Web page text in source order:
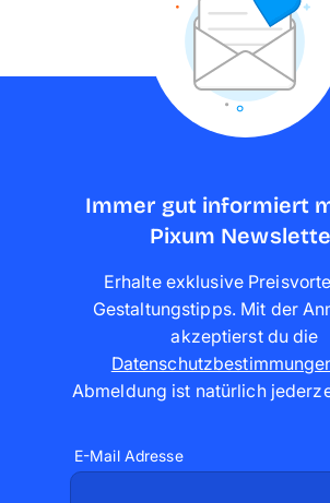
Immer gut informiert
Pixum
Erhalte exklusive
Gestaltungstipps. Mit der
akzeptierst du die
Abmeldung ist natürlich
E-Mail Adresse